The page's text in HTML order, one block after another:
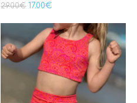
29.00€ 17.00€